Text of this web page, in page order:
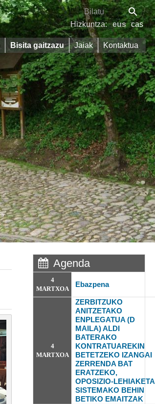
Bisita gaitzazu Jaiak Kontaktua
Hizkuntza: eus cas
Agenda
4
MARTXOA
Ebazpena
4
MARTXOA
ZERBITZUKO
ANITZETAKO
ENPLEGATUA (D
MAILA) ALDI
BATERAKO
KONTRATUAREKIN
BETETZEKO IZANGAI
ZERRENDA BAT
ERATZEKO,
OPOSIZIO-LEHIAKETA
SISTEMAKO BEHIN
BETIKO EMAITZAK